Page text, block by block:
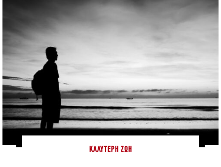
ΚΑΛΎΤΕΡΗ ΖΩΉ